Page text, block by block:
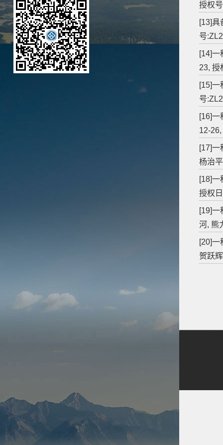
授权
[13]具
号
[14]一
23, 授
[15]一
号
[16]一
12-
[17]一
杨治
[18]一
授权
[19]一
河, 熊
[20]一
贺跃